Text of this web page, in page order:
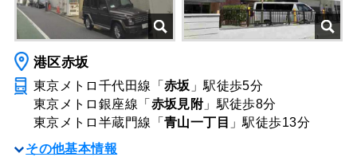
港区赤坂
東京メトロ千代田線「 赤坂 」駅徒歩5分
東京メトロ銀座線「 赤坂見附 」駅徒歩8分
東京メトロ半蔵門線「 青山一丁目 」駅徒歩13分
その他基本情報